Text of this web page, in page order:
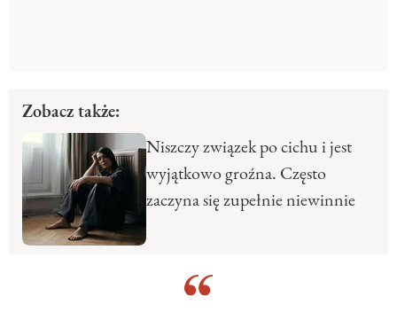
Zobacz także:
Niszczy związek po cichu i jest
wyjątkowo groźna. Często
zaczyna się zupełnie niewinnie